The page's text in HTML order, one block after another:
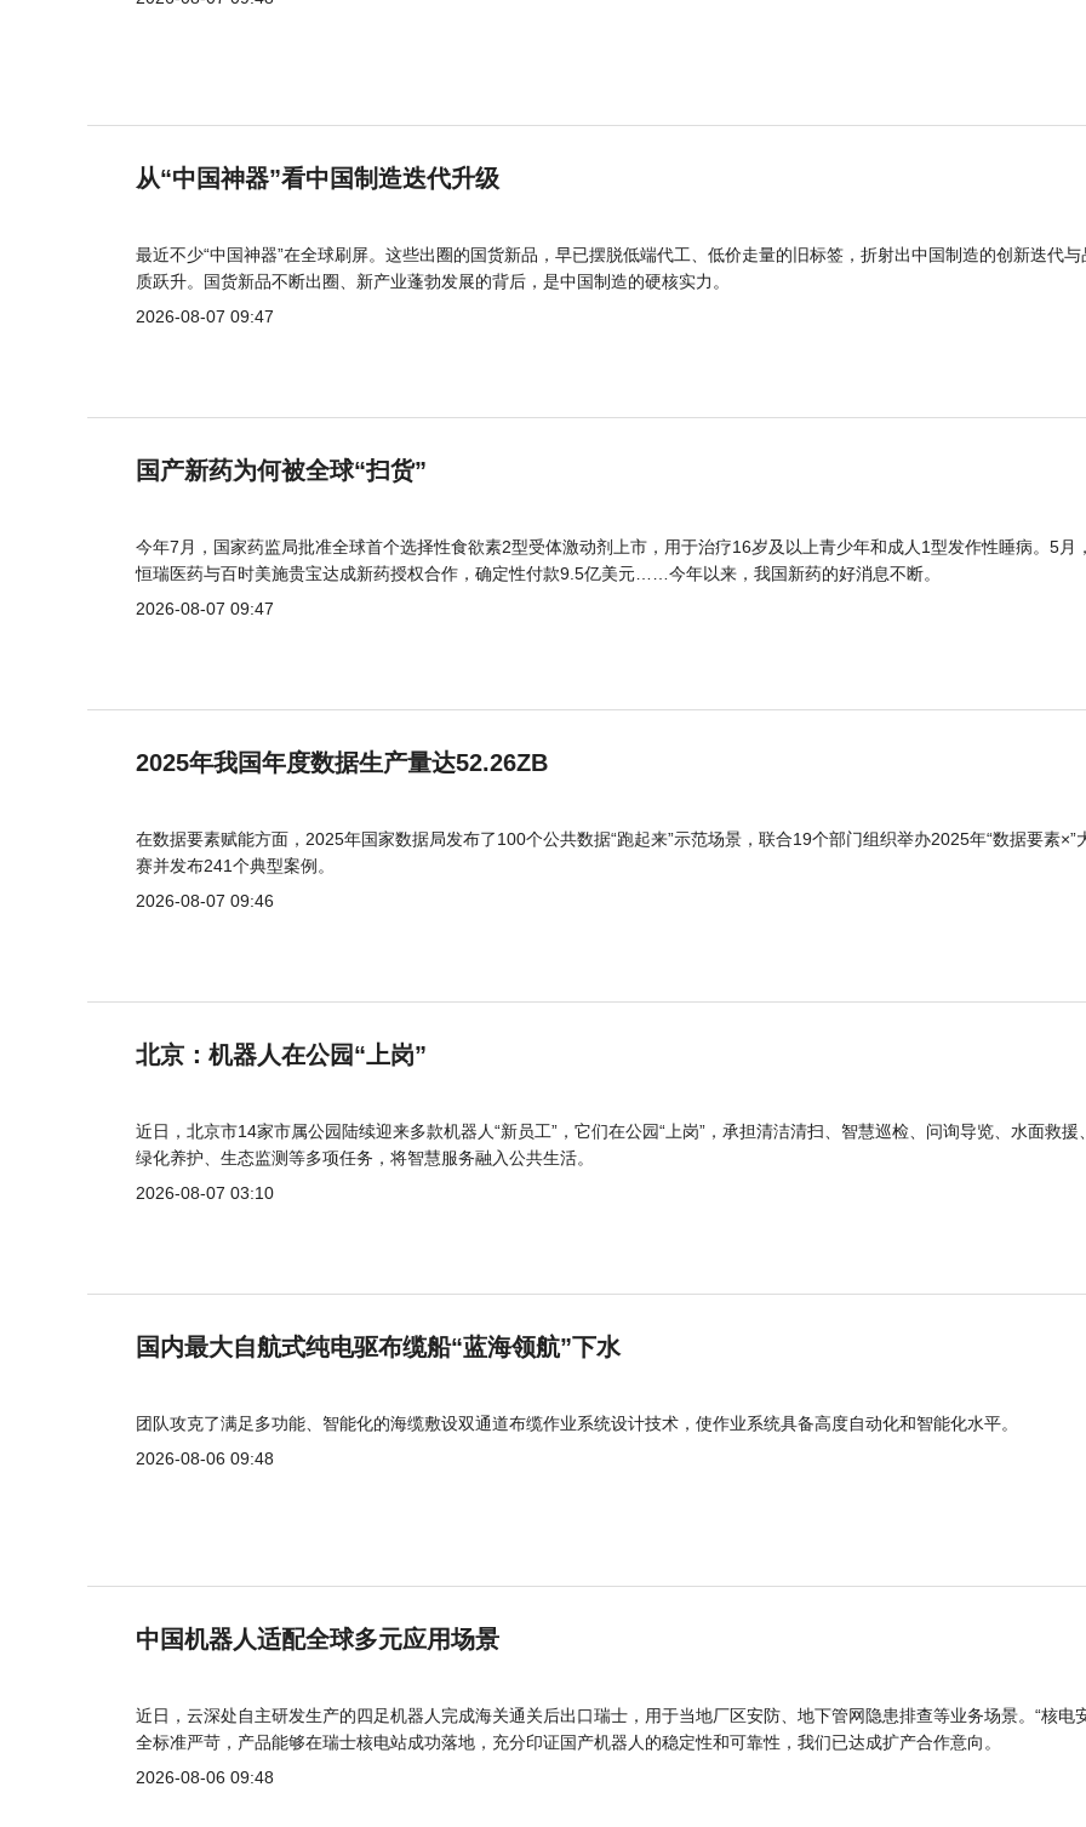
从“中国神器”看中国制造迭代升级
最近不少“中国神器”在全球刷屏。这些出圈的国货新品，早已摆脱低端代工、低价走量的旧标签，折射出中国制造的创新迭代与
质跃升。国货新品不断出圈、新产业蓬勃发展的背后，是中国制造的硬核实力。
2026-08-07 09:47
国产新药为何被全球“扫货”
今年7月，国家药监局批准全球首个选择性食欲素2型受体激动剂上市，用于治疗16岁及以上青少年和成人1型发作性睡病。5月
恒瑞医药与百时美施贵宝达成新药授权合作，确定性付款9.5亿美元……今年以来，我国新药的好消息不断。
2026-08-07 09:47
2025年我国年度数据生产量达52.26ZB
在数据要素赋能方面，2025年国家数据局发布了100个公共数据“跑起来”示范场景，联合19个部门组织举办2025年“数据要素×”
赛并发布241个典型案例。
2026-08-07 09:46
北京：机器人在公园“上岗”
近日，北京市14家市属公园陆续迎来多款机器人“新员工”，它们在公园“上岗”，承担清洁清扫、智慧巡检、问询导览、水面救援
绿化养护、生态监测等多项任务，将智慧服务融入公共生活。
2026-08-07 03:10
国内最大自航式纯电驱布缆船“蓝海领航”下水
团队攻克了满足多功能、智能化的海缆敷设双通道布缆作业系统设计技术，使作业系统具备高度自动化和智能化水平。
2026-08-06 09:48
中国机器人适配全球多元应用场景
近日，云深处自主研发生产的四足机器人完成海关通关后出口瑞士，用于当地厂区安防、地下管网隐患排查等业务场景。“核电
全标准严苛，产品能够在瑞士核电站成功落地，充分印证国产机器人的稳定性和可靠性，我们已达成扩产合作意向。
2026-08-06 09:48